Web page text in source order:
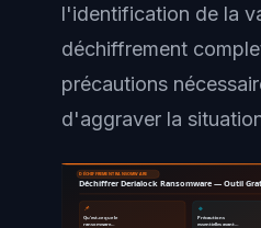
l'identification de la
déchiffrement
précautions
d'aggraver la
DÉCHIFFREMENT RANSOMWARE
Déchiffrer Derialock Ransomware — Outil
📌
Qu'est-ce que le
ransomware…
🔹
Précautions
essentielles avant…